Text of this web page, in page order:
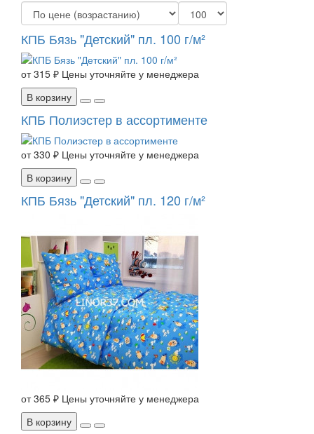
КПБ Бязь "Детский" пл. 100 г/м²
от 315 ₽ Цены уточняйте у менеджера
В корзину
КПБ Полиэстер в ассортименте
от 330 ₽ Цены уточняйте у менеджера
В корзину
КПБ Бязь "Детский" пл. 120 г/м²
от 365 ₽ Цены уточняйте у менеджера
В корзину